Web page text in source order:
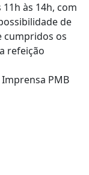
às 14h, com
de
cumpridos os
refeição
PMB